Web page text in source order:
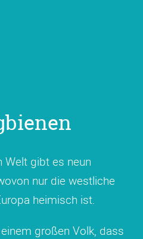
Welt gibt es neun
nur die westliche
heimisch ist.
großen Volk, dass